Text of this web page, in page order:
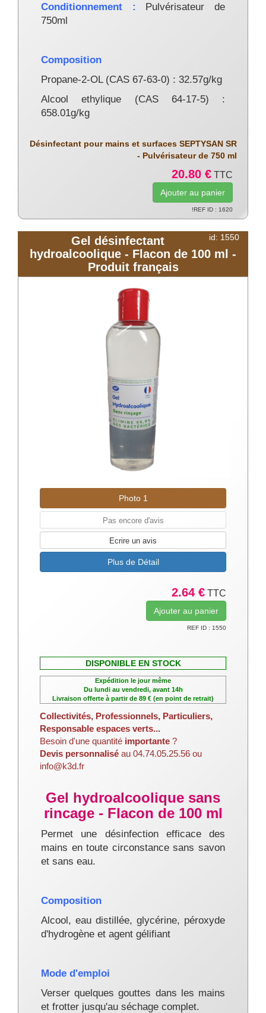
Conditionnement : Pulvérisateur de
750ml
Composition
Propane-2-OL (CAS 67-63-0) : 32.57g/kg
Alcool ethylique (CAS 64-17-5) :
658.01g/kg
Désinfectant pour mains et surfaces SEPTYSAN SR
- Pulvérisateur de 750 ml
20.80 € TTC
!REF ID : 1620
id: 1550
Gel désinfectant
hydroalcoolique - Flacon de 100 ml -
Produit français
Photo 1
Pas encore d'avis
Ecrire un avis
Plus de Détail
2.64 € TTC
REF ID : 1550
DISPONIBLE EN STOCK
Expédition le jour même
Du lundi au vendredi, avant 14h
Livraison offerte à partir de 89 € (en point de retrait)
Collectivités, Professionnels, Particuliers,
Responsable espaces verts...
Besoin d'une quantité importante ?
Devis personnalisé au 04.74.05.25.56 ou
info@k3d.fr
Gel hydroalcoolique sans
rincage - Flacon de 100 ml
Permet une désinfection efficace des
mains en toute circonstance sans savon
et sans eau.
Composition
Alcool, eau distillée, glycérine, péroxyde
d'hydrogène et agent gélifiant
Mode d'emploi
Verser quelques gouttes dans les mains
et frotter jusqu'au séchage complet.